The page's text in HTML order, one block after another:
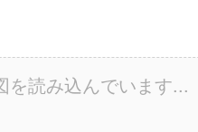
を読み込んでいます...